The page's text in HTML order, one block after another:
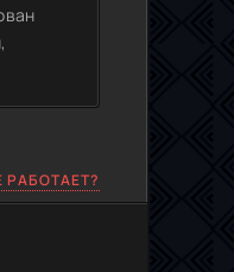
РАБОТАЕТ?